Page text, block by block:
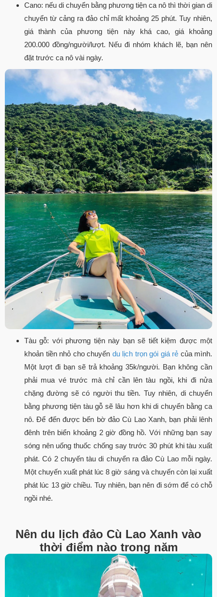
Cano: nếu di chuyển bằng phương tiện ca nô thì thời gian di
chuyển từ cảng ra đảo chỉ mất khoảng 25 phút. Tuy nhiên,
giá thành của phương tiện này khá cao, giá khoảng
200.000 đồng/người/lượt. Nếu đi nhóm khách lẽ, bạn nên
đặt trước ca nô vài ngày.
Tàu gỗ: với phương tiện này bạn sẽ tiết kiệm được một
khoản tiền nhỏ cho chuyến du lịch trọn gói giá rẻ của mình.
Một lượt đi bạn sẽ trả khoảng 35k/người. Bạn không cần
phải mua vé trước mà chỉ cần lên tàu ngồi, khi đi nửa
chặng đường sẽ có người thu tiền. Tuy nhiên, di chuyển
bằng phương tiện tàu gỗ sẽ lâu hơn khi di chuyển bằng ca
nô. Để đến được bến bờ đảo Cù Lao Xanh, bạn phải lênh
đênh trên biển khoảng 2 giờ đồng hồ. Với những bạn say
sóng nên uống thuốc chống say trước 30 phút khi tàu xuất
phát. Có 2 chuyến tàu di chuyển ra đảo Cù Lao mỗi ngày.
Một chuyến xuất phát lúc 8 giờ sáng và chuyến còn lại xuất
phát lúc 13 giờ chiều. Tuy nhiên, bạn nên đi sớm để có chỗ
ngồi nhé.
Nên du lịch đảo Cù Lao Xanh vào
thời điểm nào trong năm